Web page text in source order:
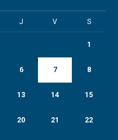
J V S
1
6 7 8
13 14 15
20 21 22